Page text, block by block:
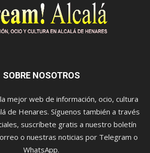
SOBRE NOSOTROS
mejor web de información, ocio, cultura
de Henares. Síguenos también a través
suscríbete gratis a nuestro boletín
o nuestras noticias por Telegram o
WhatsApp.